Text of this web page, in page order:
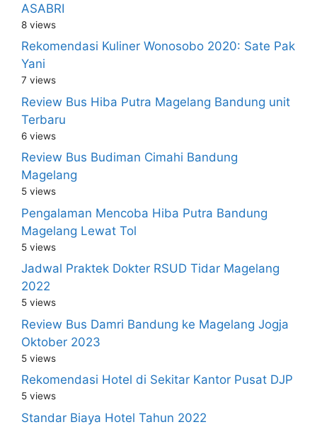
ASABRI
8 views
Rekomendasi Kuliner Wonosobo 2020: Sate Pak
Yani
7 views
Review Bus Hiba Putra Magelang Bandung unit
Terbaru
6 views
Review Bus Budiman Cimahi Bandung
Magelang
5 views
Pengalaman Mencoba Hiba Putra Bandung
Magelang Lewat Tol
5 views
Jadwal Praktek Dokter RSUD Tidar Magelang
2022
5 views
Review Bus Damri Bandung ke Magelang Jogja
Oktober 2023
5 views
Rekomendasi Hotel di Sekitar Kantor Pusat DJP
5 views
Standar Biaya Hotel Tahun 2022